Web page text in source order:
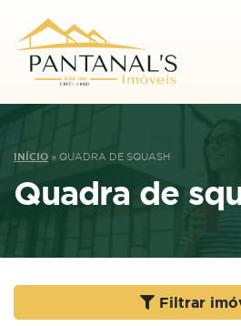
INÍCIO » QUADRA DE SQUASH
Quadra de
Filtrar